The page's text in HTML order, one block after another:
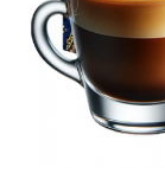
CAFEA MACINATA